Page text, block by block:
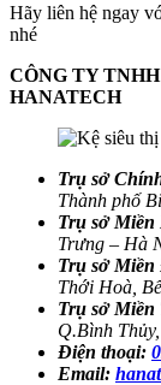
Hãy liên hệ ngay
nhé
CÔNG TY
HANATECH
Trụ sở
Thành phố
Trụ sở Miền
Trưng – Hà
Trụ sở
Thới Hoà,
Trụ sở Miền
Q.Bình
Điện thoại:
Email: